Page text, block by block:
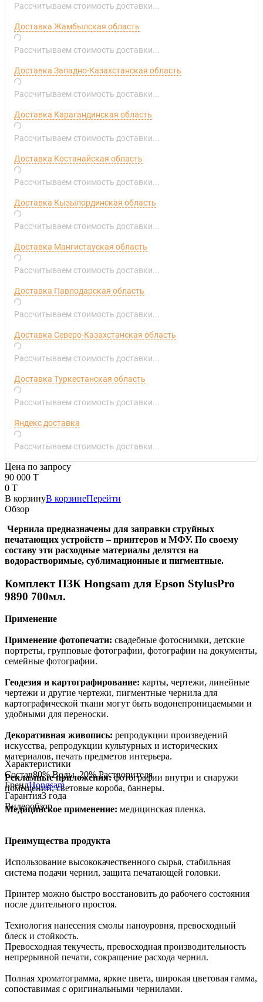
Рассчитываем стоимость доставки...
Доставка Жамбылская область
Рассчитываем стоимость доставки...
Доставка Западно-Казахстанская область
Рассчитываем стоимость доставки...
Доставка Карагандинская область
Рассчитываем стоимость доставки...
Доставка Костанайская область
Рассчитываем стоимость доставки...
Доставка Кызылординская область
Рассчитываем стоимость доставки...
Доставка Мангистауская область
Рассчитываем стоимость доставки...
Доставка Павлодарская область
Рассчитываем стоимость доставки...
Доставка Северо-Казахстанская область
Рассчитываем стоимость доставки...
Доставка Туркестанская область
Рассчитываем стоимость доставки...
Яндекс доставка
Рассчитываем стоимость доставки...
Цена по запросу
90 000 T
0 T
В корзинуВ корзинеПерейти
Обзор
Чернила предназначены для заправки струйных
печатающих устройств – принтеров и МФУ. По своему
составу эти расходные материалы делятся на
водорастворимые, сублимационные и пигментные.
Комплект ПЗК Hongsam для Epson StylusPro
9890 700мл.
Применение
Применение фотопечати: свадебные фотоснимки, детские
портреты, групповые фотографии, фотографии на документы,
семейные фотографии.
Геодезия и картографирование: карты, чертежи, линейные
чертежи и другие чертежи, пигментные чернила для
картографической ткани могут быть водонепроницаемыми и
удобными для переноски.
Декоративная живопись: репродукции произведений
искусства, репродукции культурных и исторических
материалов, печать предметов интерьера.
Рекламные приложения:фотографии внутри и снаружи
помещений, световые короба, баннеры.
Медицинское применение: медицинская пленка.
Преимущества продукта
Использование высококачественного сырья, стабильная
система подачи чернил, защита печатающей головки.
Принтер можно быстро восстановить до рабочего состояния
после длительного простоя.
Технология нанесения смолы наноуровня, превосходный
блеск и стойкость.
Превосходная текучесть, превосходная производительность
непрерывной печати, сокращение расхода чернил.
Полная хроматограмма, яркие цвета, широкая цветовая гамма,
сопоставимая с оригинальными чернилами.
Характеристики
Состав80% Воды, 20% Растворителя
БрендHongsam
Гарантия3 года
Видеообзор